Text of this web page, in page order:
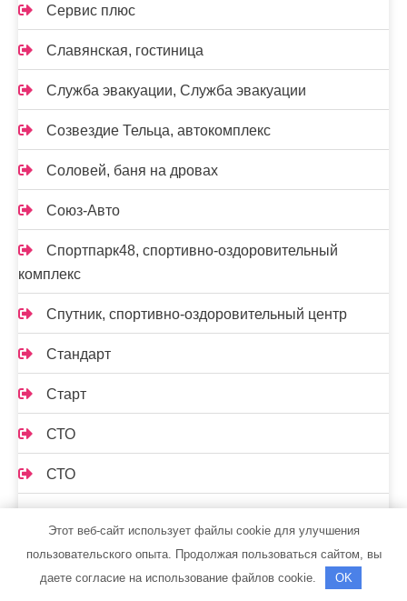
Сервис плюс
Славянская, гостиница
Служба эвакуации, Служба эвакуации
Созвездие Тельца, автокомплекс
Соловей, баня на дровах
Союз-Авто
Спортпарк48, спортивно-оздоровительный
комплекс
Спутник, спортивно-оздоровительный центр
Стандарт
Старт
СТО
СТО
СТО Автосервис
Этот веб-сайт использует файлы cookie для улучшения
пользовательского опыта. Продолжая пользоваться сайтом, вы
даете согласие на использование файлов cookie.
OK